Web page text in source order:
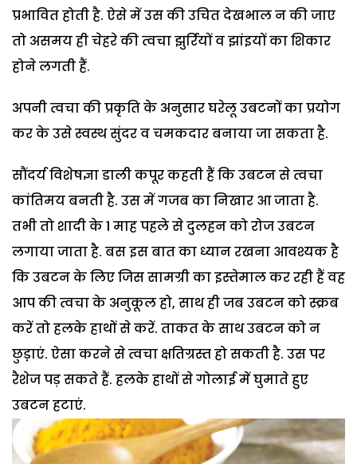
प्रभावित होती है. ऐसे में उस की उचित देखभाल न की जाए
तो असमय ही चेहरे की त्वचा झुर्रियों व झांइयों का शिकार
होने लगती हैं.
अपनी त्वचा की प्रकृति के अनुसार घरेलू उबटनों का प्रयोग
कर के उसे स्वस्थ सुंदर व चमकदार बनाया जा सकता है.
सौंदर्य विशेषज्ञा डाली कपूर कहती हैं कि उबटन से त्वचा
कांतिमय बनती है. उस में गजब का निखार आ जाता है.
तभी तो शादी के 1 माह पहले से दुलहन को रोज उबटन
लगाया जाता है. बस इस बात का ध्यान रखना आवश्यक है
कि उबटन के लिए जिस सामग्री का इस्तेमाल कर रही हैं वह
आप की त्वचा के अनुकूल हो, साथ ही जब उबटन को स्क्रब
करें तो हलके हाथों से करें. ताकत के साथ उबटन को न
छुड़़ाएं. ऐसा करने से त्वचा क्षतिग्रस्त हो सकती है. उस पर
रैशेज पड़ सकते हैं. हलके हाथों से गोलाई में घुमाते हुए
उबटन हटाएं.